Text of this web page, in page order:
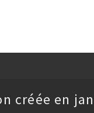
créée en